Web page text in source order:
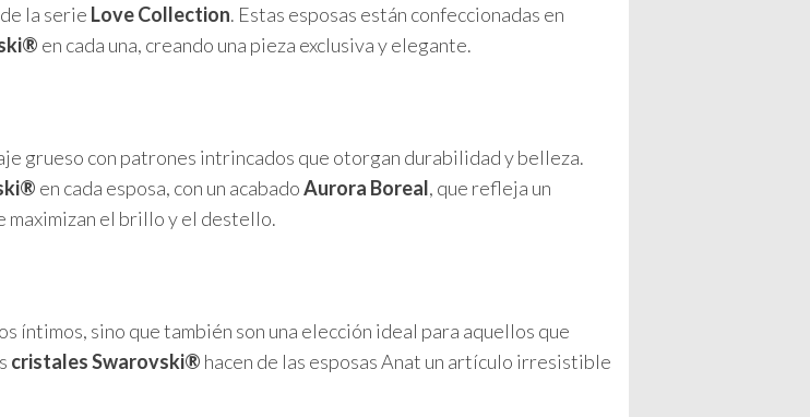
de la serie Love Collection. Estas esposas están confeccionadas en
en cada una, creando una pieza exclusiva y elegante.
grueso con patrones intrincados que otorgan durabilidad y belleza.
en cada esposa, con un acabadoAurora Boreal, que refleja un
maximizan el brillo y el destello.
íntimos, sino que también son una elección ideal para aquellos que
cristales Swarovski® hacen de las esposas Anat un artículo irresistible